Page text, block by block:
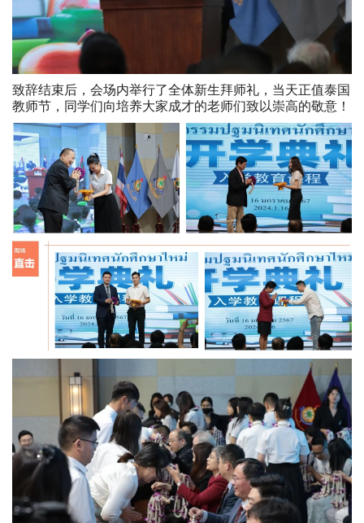
致辞结束后，会场内举行了全体新生拜师礼，当天正值泰国
教师节，同学们向培养大家成才的老师们致以崇高的敬意！